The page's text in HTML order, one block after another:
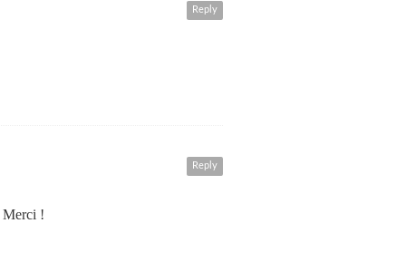
Reply
Reply
Merci !